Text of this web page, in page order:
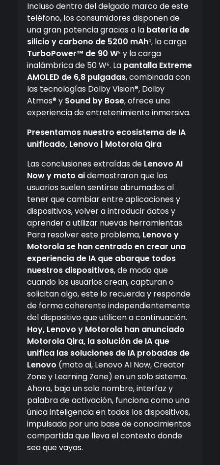
Incluso dentro del delgado marco de este
teléfono, los consumidores disponen de
una gran potencia gracias a la batería de
silicio y carbono de 5200 mAh⁴, la carga
TurboPower™ de 90 W⁵ y la carga
inalámbrica de 50 W⁶. La pantalla Extreme
AMOLED de 6,8 pulgadas, combinada con
las tecnologías Dolby Vision®, Dolby
Atmos® y Sound by Bose, ofrece una
experiencia de entretenimiento inmersiva.
Presentamos nuestro ecosistema de IA
unificado, Lenovo | Motorola Qira
Las conclusiones extraídas de Lenovo AI
Now y moto aidemostraron que los
usuarios suelen sentirse abrumados al
tener que cambiar entre aplicaciones y
dispositivos, volver a introducir datos y
aprender a utilizar nuevas herramientas.
Para resolver este problema, Lenovo y
Motorola se han centrado en crear una
experiencia de IA que abarque todos
nuestros dispositivos, de modo que
cuando los usuarios crean, capturan o
solicitan algo, este lo recuerda y responde
de forma coherente independientemente
del dispositivo que utilicen a continuación.
Hoy, Lenovo y Motorola han anunciado
Motorola Qira, la solución de IA que
unifica las soluciones de IA probadas de
Lenovo (moto ai, Lenovo AI Now, Creator
Zone y Learning Zone) en un solo sistema.
Ahora, bajo un solo nombre, interfaz y
palabra de activación, funciona como una
única inteligencia en todos los dispositivos,
impulsada por una base de conocimientos
compartida que lleva el contexto donde
sea que vayas.